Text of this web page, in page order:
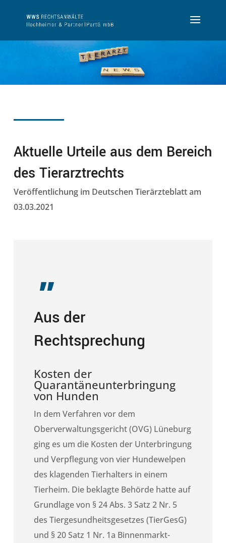
Aktuelle Urteile aus dem Bereich
des Tierarztrechts
Veröffentlichung im Deutschen Tierärzteblatt am
03.03.2021
„
Aus der
Rechtsprechung
Kosten der
Quarantäneunterbringung
von Hunden
In dem Verfahren vor dem
Oberverwaltungsgericht (OVG) Lüneburg
ging es um die Kosten der Unterbringung
und Verpflegung von vier Hundewelpen
des klagenden Tierhalters in einem
Tierheim. Die beklagte Behörde hatte auf
Grundlage von § 24 Abs. 3 Satz 2 Nr. 5
des Tiergesundheitsgesetzes (TierGesG)
und § 20 Satz 1 Nr. 1a Binnenmarkt-